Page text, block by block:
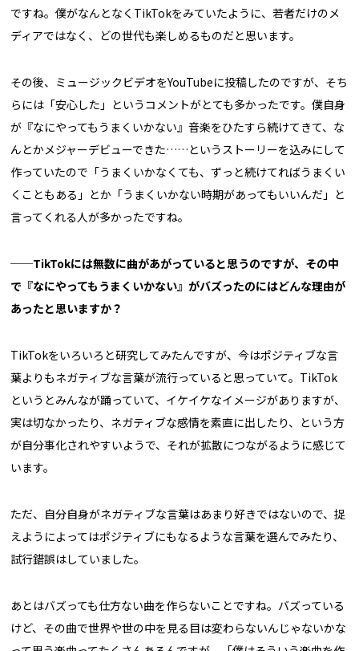
ですね。僕がなんとなくTikTokをみていたように、若者だけのメ
ディアではなく、どの世代も楽しめるものだと思います。
その後、ミュージックビデオをYouTubeに投稿したのですが、そち
らには「安心した」というコメントがとても多かったです。僕自身
が『なにやってもうまくいかない』音楽をひたすら続けてきて、な
んとかメジャーデビューできた……というストーリーを込みにして
作っていたので「うまくいかなくても、ずっと続けてればうまくい
くこともある」とか「うまくいかない時期があってもいいんだ」と
言ってくれる人が多かったですね。
──TikTokには無数に曲があがっていると思うのですが、その中
で『なにやってもうまくいかない』がバズったのにはどんな理由が
あったと思いますか？
TikTokをいろいろと研究してみたんですが、今はポジティブな言
葉よりもネガティブな言葉が流行っていると思っていて。TikTok
というとみんなが踊っていて、イケイケなイメージがありますが、
実は切なかったり、ネガティブな感情を素直に出したり、という方
が自分事化されやすいようで、それが拡散につながるように感じて
います。
ただ、自分自身がネガティブな言葉はあまり好きではないので、捉
えようによってはポジティブにもなるような言葉を選んでみたり、
試行錯誤はしていました。
あとはバズっても仕方ない曲を作らないことですね。バズっている
けど、その曲で世界や世の中を見る目は変わらないんじゃないかな